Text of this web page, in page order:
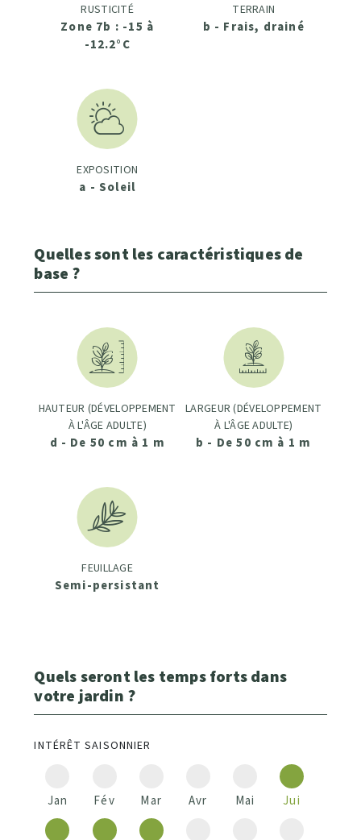
RUSTICITÉ
Zone 7b : -15 à
-12.2°C
TERRAIN
b - Frais, drainé
EXPOSITION
a - Soleil
Quelles sont les caractéristiques de
base ?
HAUTEUR (DÉVELOPPEMENT
À L'ÂGE ADULTE)
d - De 50 cm à 1 m
LARGEUR (DÉVELOPPEMENT
À L'ÂGE ADULTE)
b - De 50 cm à 1 m
FEUILLAGE
Semi-persistant
Quels seront les temps forts dans
votre jardin ?
INTÉRÊT SAISONNIER
Jan Fév Mar Avr Mai Jui